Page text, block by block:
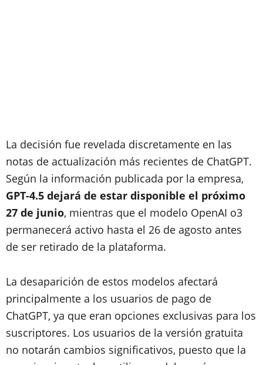
La decisión fue revelada discretamente en las
notas de actualización más recientes de ChatGPT.
Según la información publicada por la empresa,
GPT-4.5 dejará de estar disponible el próximo
27 de junio, mientras que el modelo OpenAI o3
permanecerá activo hasta el 26 de agosto antes
de ser retirado de la plataforma.
La desaparición de estos modelos afectará
principalmente a los usuarios de pago de
ChatGPT, ya que eran opciones exclusivas para los
suscriptores. Los usuarios de la versión gratuita
no notarán cambios significativos, puesto que la